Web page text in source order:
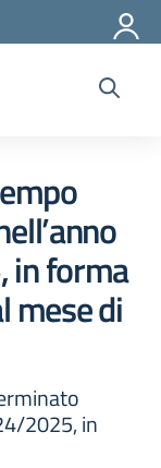
in forma
mese di
2025, in